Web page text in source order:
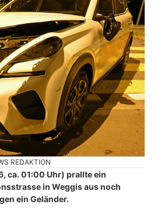
REDAKTION
ca. 01:00 Uhr) prallte ein
in Weggis aus noch
ein Geländer.